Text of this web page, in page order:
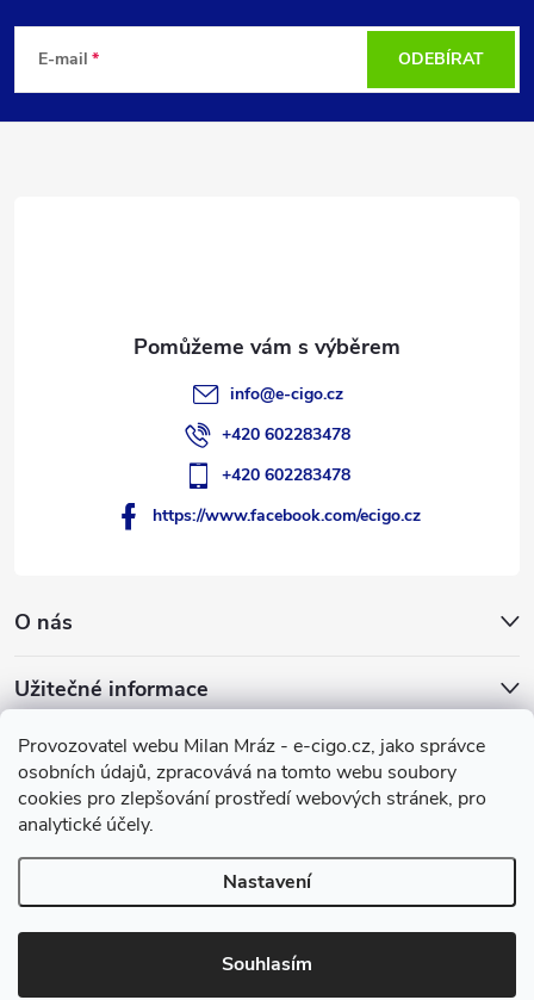
Provozovatel webu Milan Mráz - e-cigo.cz, jako správce
osobních údajů, zpracovává na tomto webu soubory
cookies pro zlepšování prostředí webových stránek, pro
analytické účely.
Nastavení
Souhlasím
p
E-mail ODEBÍRAT
O nás
Užitečné informace
Facebook
e-cigo.cz
info@e-cigo.cz
+420 602283478
+420 602283478
https://www.facebook.com/ecigo.cz
Vytvořil Shoptet
Copyright 2007-2026e-cigo.cz. Všechna práva vyhrazena.